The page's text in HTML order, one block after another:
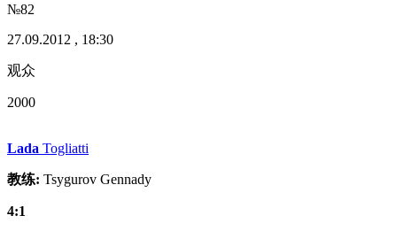
№82
27.09.2012 , 18:30
观众
2000
Lada Togliatti
教练: Tsygurov Gennady
4:1